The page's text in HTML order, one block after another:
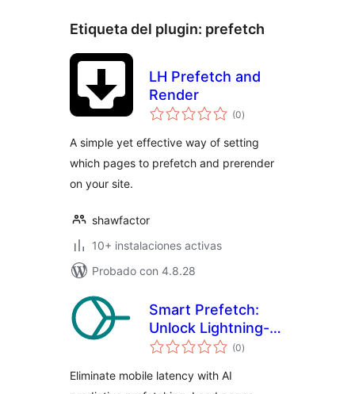
Etiqueta del plugin: prefetch
LH Prefetch and
Render
(0total
de
)
A simple yet effective way of setting
which pages to prefetch and prerender
on your site.
shawfactor
10+ instalaciones activas
Probado con 4.8.28
Smart Prefetch:
Unlock Lightning-
Fast Navigation
(0total
de
)
Eliminate mobile latency with AI